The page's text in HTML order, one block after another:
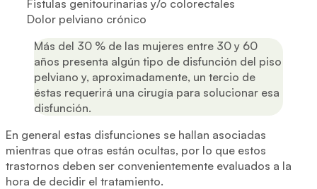
Fistulas genitourinarias y/o colorectales
Dolor pelviano crónico
Más del 30 % de las mujeres entre 30 y 60
años presenta algún tipo de disfunción del piso
pelviano y, aproximadamente, un tercio de
éstas requerirá una cirugía para solucionar esa
disfunción.
En general estas disfunciones se hallan asociadas
mientras que otras están ocultas, por lo que estos
trastornos deben ser convenientemente evaluados a la
hora de decidir el tratamiento.